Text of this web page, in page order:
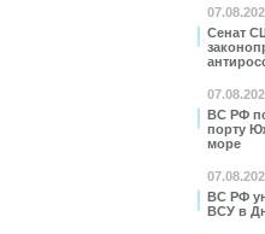
Сенат
ВС РФ
порту
море
ВС РФ
ВСУ в